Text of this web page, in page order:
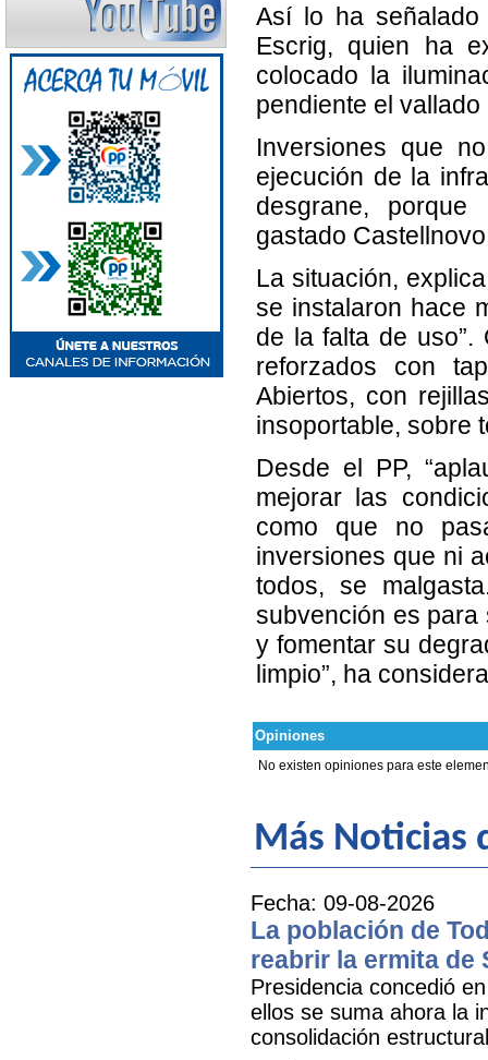
Así lo ha señalado
Escrig, quien ha
colocado la
pendiente el
Inversiones que
ejecución de la
desgrane,
gastado
La situación,
se instalaron hace
de la falta de uso”.
reforzados con
Abiertos, con
insoportable, sobre
Desde el PP,
mejorar las
como que no
inversiones que ni
todos, se
subvención es para
y fomentar su
limpio”, ha
Opiniones
No existen opiniones para este
Más Noticias
Fecha: 09-08-2026
La población de
reabrir la ermita de
Presidencia concedió
ellos se suma ahora la
consolidación